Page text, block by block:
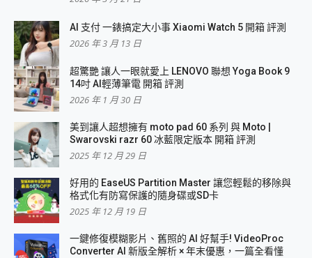
AI 支付 一錶搞定大小事 Xiaomi Watch 5 開箱 評測
2026 年 3 月 13 日
超驚艷 讓人一眼就愛上 LENOVO 聯想 Yoga Book 9
14吋 AI輕薄筆電 開箱 評測
2026 年 1 月 30 日
美到讓人超想擁有 moto pad 60 系列 與 Moto |
Swarovski razr 60 冰藍限定版本 開箱 評測
2025 年 12 月 29 日
好用的 EaseUS Partition Master 讓您輕鬆的移除與
格式化有防寫保護的隨身碟或SD卡
2025 年 12 月 19 日
一鍵修復模糊影片、舊照的 AI 好幫手! VideoProc
Converter AI 新版全解析 × 年末優惠，一篇全看懂